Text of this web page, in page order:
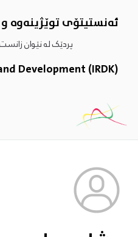
ئەنستیتۆى توێژینەوە
پردێک لە نێوان
Development (IRDK)